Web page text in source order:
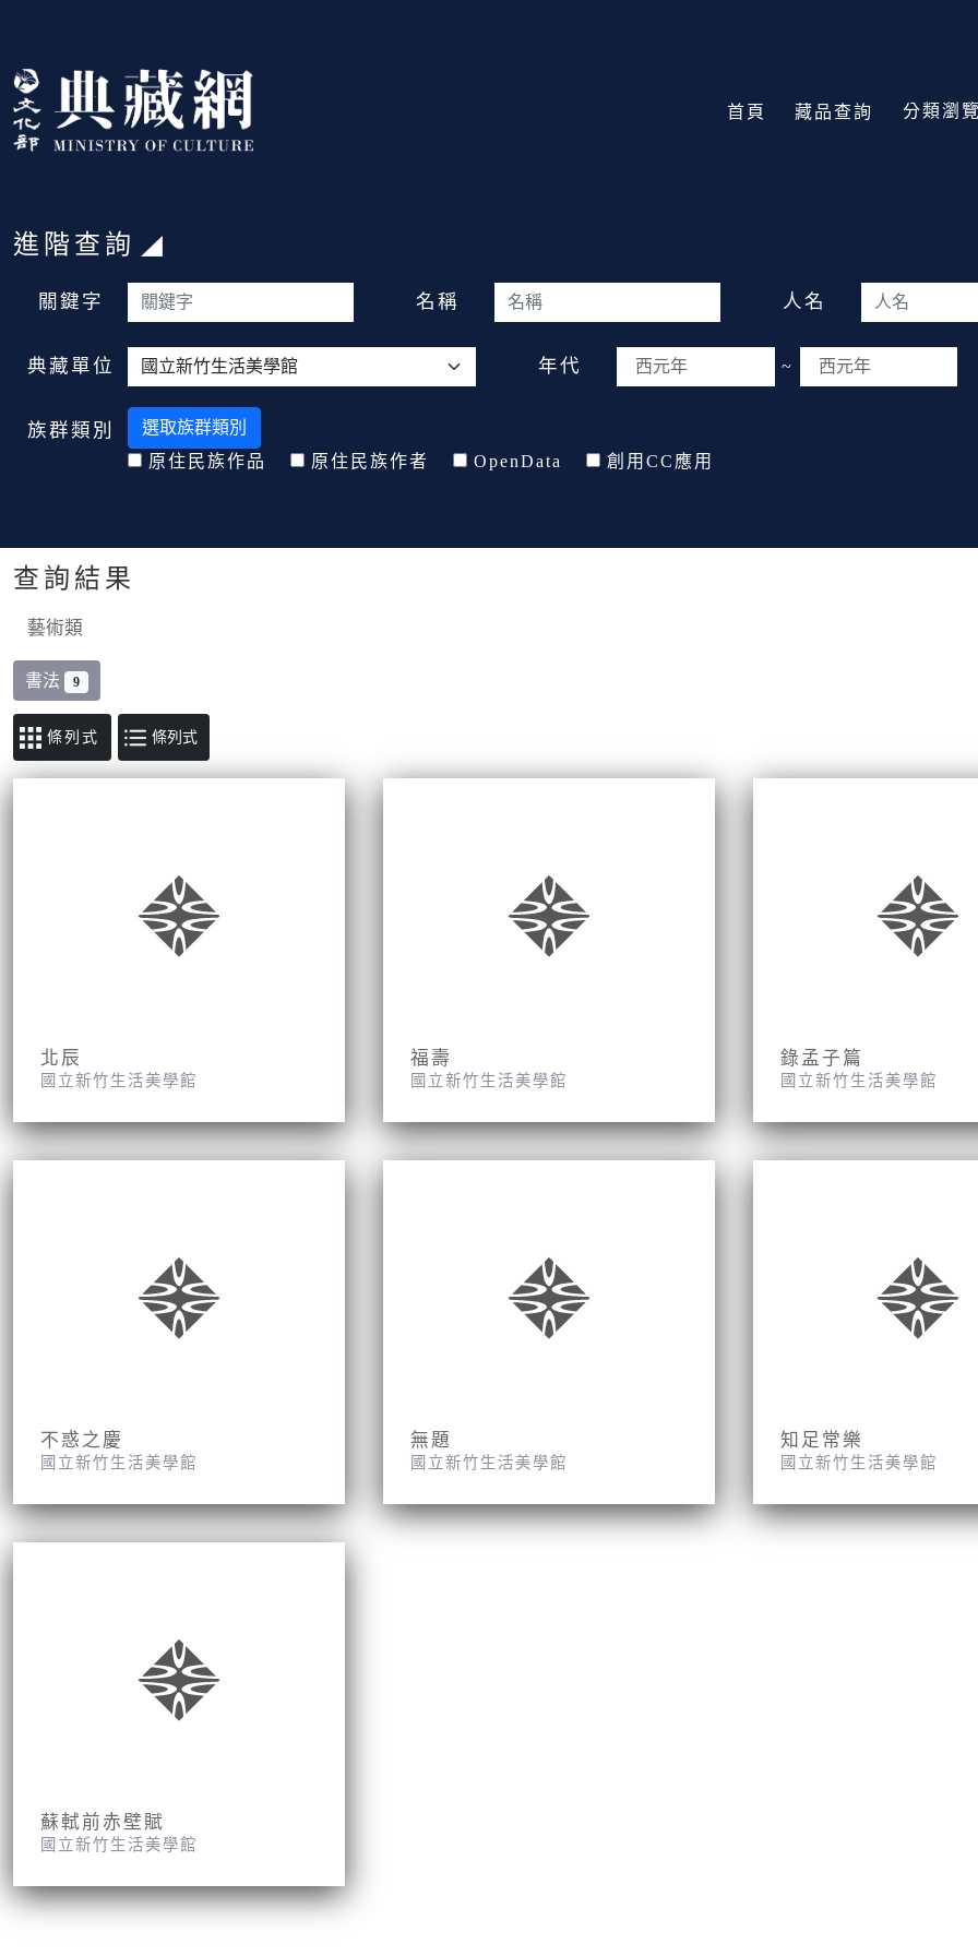
::: 首頁 藏品查詢 分類瀏
:::
進階查詢
關鍵字 名稱 人名
典藏單位 年代 ~
族群類別
選取族群類別
原住民族作品
原住民族作者 OpenData 創用CC應用
查詢結果
藝術類
書法 9
條列式
北辰
國立新竹生活美學館
福壽
國立新竹生活美學館
錄孟子篇
國立新竹生活美學館
不惑之慶
國立新竹生活美學館
無題
國立新竹生活美學館
知足常樂
國立新竹生活美學館
蘇軾前赤壁賦
國立新竹生活美學館